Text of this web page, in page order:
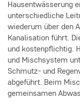
Hausentwässerung
unterschiedliche
wiederum über den
Kanalisation führt.
und kostenpflichtig.
und Mischsystem
Schmutz- und
abgeführt. Beim
gemeinsamen